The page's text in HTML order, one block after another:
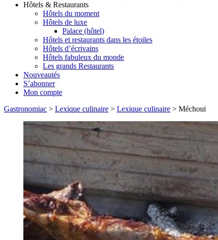
Hôtels & Restaurants
Hôtels du moment
Hôtels de luxe
Palace (hôtel)
Hôtels et restaurants dans les étoiles
Hôtels d’écrivains
Hôtels fabuleux du monde
Les grands Restaurants
Nouveautés
S’abonner
Mon compte
Gastronomiac > Lexique culinaire > Lexique culinaire > Méchoui